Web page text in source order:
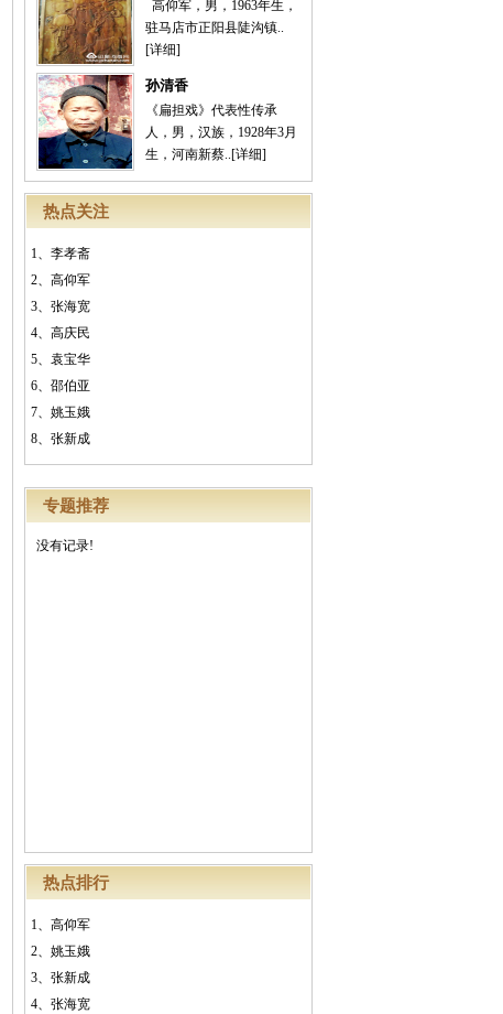
高仰军，男，1963年生，
驻马店市正阳县陡沟镇..
[详细]
孙清香
《扁担戏》代表性传承
人，男，汉族，1928年3月
生，河南新蔡..[详细]
热点关注
1、 李孝斋
2、 高仰军
3、 张海宽
4、 高庆民
5、 袁宝华
6、 邵伯亚
7、 姚玉娥
8、 张新成
专题推荐
没有记录!
热点排行
1、 高仰军
2、 姚玉娥
3、 张新成
4、 张海宽